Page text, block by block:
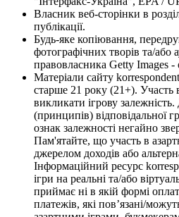
Власник веб-сторінки в
публікації.
Будь-яке копіювання,
фотографічних творів та/або
правовласника Getty Images -
Матеріали сайту
старше 21 року (21+). Участь
викликати ігрову
(принципів) відповідальної
ознак залежності негайно
Пам'ятайте, що участь в
джерелом доходів або
Інформаційний ресурс
ігри на реальні та/або
приймає ні в якій формі
платежів, які пов’язані/